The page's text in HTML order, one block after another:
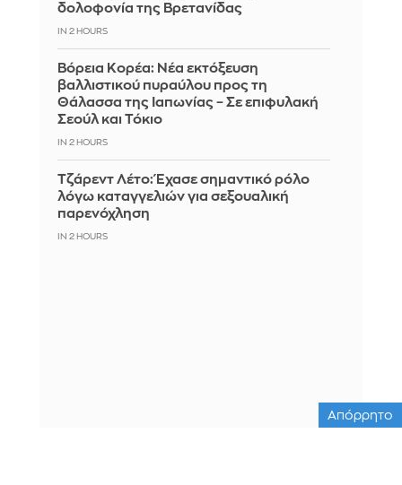
δολοφονία της Βρετανίδας
IN 2 HOURS
Βόρεια Κορέα: Νέα εκτόξευση
βαλλιστικού πυραύλου προς τη
Θάλασσα της Ιαπωνίας – Σε επιφυλακή
Σεούλ και Τόκιο
IN 2 HOURS
Τζάρεντ Λέτο: Έχασε σημαντικό ρόλο
λόγω καταγγελιών για σεξουαλική
παρενόχληση
IN 2 HOURS
Απόρρητο